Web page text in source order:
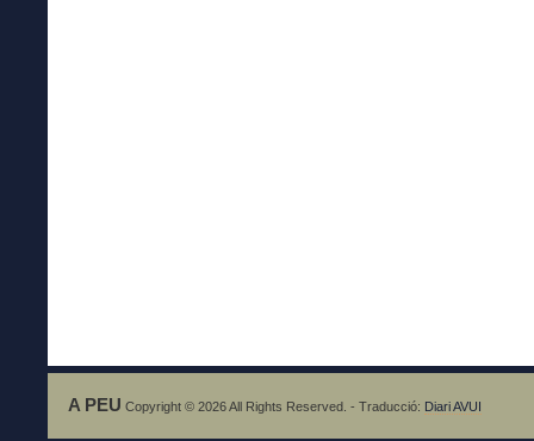
A PEU Copyright © 2026 All Rights Reserved. - Traducció: Diari AVUI